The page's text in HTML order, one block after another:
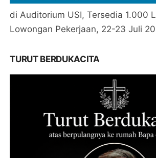
di Auditorium USI, Tersedia 1.000
Lowongan Pekerjaan, 22-23 Juli
TURUT BERDUKACITA